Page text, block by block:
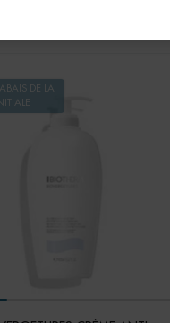
DE LA